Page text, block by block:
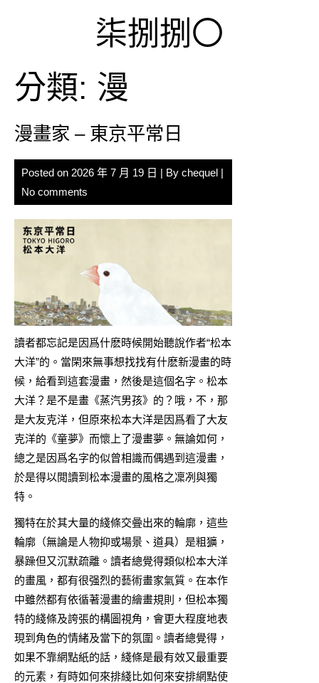
柒捌捌〇
分類: 漫
漫畫家 – 東京平常日
Posted on 2026 年 7 月 19 日 | By chequel |
No comments
讀者都忘記是因爲什麽時候開始聽說作者“松本
大洋”的。當閑來無事想找找有什麽新漫畫的時
候，給看到這套漫畫，然後是這個名字。松本
大洋？是不是畫《蒸汽男孩》的？哦，不，那
是大友克洋，但原來松本大洋是因爲看了大友
克洋的《童夢》而懷上了漫畫夢。無論如何，
總之是因爲名字的似曾相識而偶遇到這漫畫，
於是得以閲讀到松本漫畫的風格之凜冽與獨
特。
獨特在於其大量的綫條交曡出來的輪廓，這些
輪廓（無論是人物抑或場景、道具）是粗獷，
暴躁但又沉默疏離。讀者總覺得類似松本大洋
的畫風，都有很强烈的藝術畫家氣質。在本作
中雖然都有依循著漫畫的繪畫規則，但松本獨
特的綫條及誇張的構圖視角，會更大程度地表
現到角色的情緒及當下的氛圍。讀者總覺得，
如果不靠網點紙的話，綫條是最有效又最重要
的元素，有時如何來排綫比如何來安排網點使